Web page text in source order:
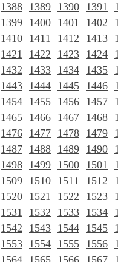
1388 1389 1390 1391
1399 1400 1401 1402
1410 1411 1412 1413
1421
1422 1423 1424
1432
1433 1434 1435
1443 1444 1445 1446
1454 1455 1456 1457
1465 1466 1467 1468
1476 1477 1478 1479
1487 1488 1489 1490
1498 1499 1500 1501
1509 1510 1511 1512
1520 1521 1522 1523
1531
1532 1533 1534
1542
1543 1544 1545
1553 1554 1555 1556